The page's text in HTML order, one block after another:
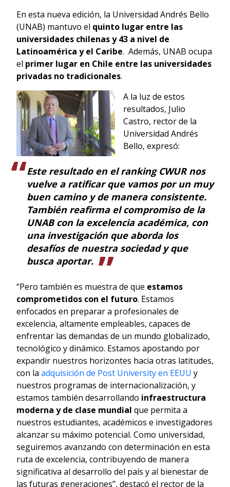
En esta nueva edición, la Universidad Andrés Bello
(UNAB) mantuvo el quinto lugar entre las
universidades chilenas y 43 a nivel de
Latinoamérica y el Caribe. Además, UNAB ocupa
el primer lugar en Chile entre las universidades
privadas no tradicionales.
A la luz de estos
resultados, Julio
Castro, rector de la
Universidad Andrés
Bello, expresó:
Este resultado en el ranking CWUR nos
vuelve a ratificar que vamos por un muy
buen camino y de manera consistente.
También reafirma el compromiso de la
UNAB con la excelencia académica, con
una investigación que aborda los
desafíos de nuestra sociedad y que
busca aportar.
“Pero también es muestra de que estamos
comprometidos con el futuro. Estamos
enfocados en preparar a profesionales de
excelencia, altamente empleables, capaces de
enfrentar las demandas de un mundo globalizado,
tecnológico y dinámico. Estamos apostando por
expandir nuestros horizontes hacia otras latitudes,
con la adquisición de Post University en EEUU y
nuestros programas de internacionalización, y
estamos también desarrollando infraestructura
moderna y de clase mundial que permita a
nuestros estudiantes, académicos e investigadores
alcanzar su máximo potencial. Como universidad,
seguiremos avanzando con determinación en esta
ruta de excelencia, contribuyendo de manera
significativa al desarrollo del país y al bienestar de
las futuras generaciones”, destacó el rector de la